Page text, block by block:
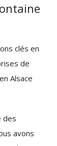
clés en
de
Alsace
des
avons